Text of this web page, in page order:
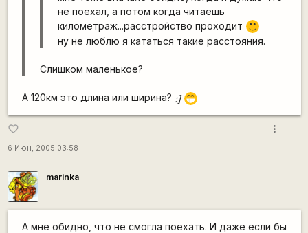
не поехал, а потом когда читаешь
километраж...расстройство проходит
:)
ну не люблю я кататься такие расстояния.
Слишком маленькое?
А 120км это длина или ширина? :] ;D
favorite_border
6 Июн, 2005 03:58
more_vert
marinka
А мне обидно, что не смогла поехать. И даже если бы